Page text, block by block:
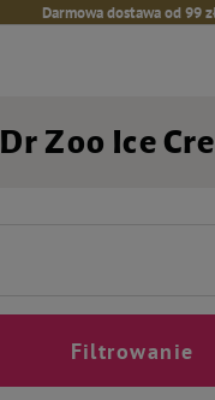
Darmowa dostawa od 99
Dr Zoo Ice
Filtrowanie